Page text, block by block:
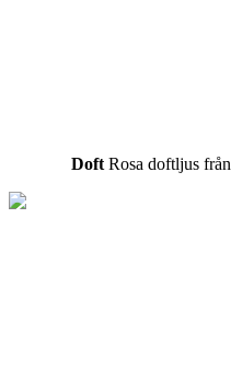
DoftRosa doftljus från